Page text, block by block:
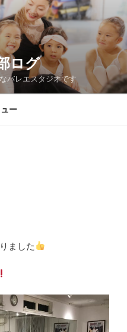
ログ
バレエスタジオです
ー
ました